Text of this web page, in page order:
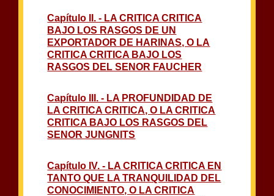
Capítulo II. - LA CRITICA CRITICA
BAJO LOS RASGOS DE UN
EXPORTADOR DE HARINAS, O LA
CRITICA CRITICA BAJO LOS
RASGOS DEL SENOR FAUCHER
Capítulo III. - LA PROFUNDIDAD DE
LA CRITICA CRITICA, O LA CRITICA
CRITICA BAJO LOS RASGOS DEL
SENOR JUNGNITS
Capítulo IV. - LA CRITICA CRITICA EN
TANTO QUE LA TRANQUILIDAD DEL
CONOCIMIENTO, O LA CRITICA